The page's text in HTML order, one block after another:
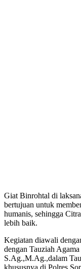
Giat Binrohtal di
bertujuan untuk
humanis, sehingga
lebih baik.
Kegiatan diawali
dengan Tauziah
S.Ag.,M.Ag.,dalam